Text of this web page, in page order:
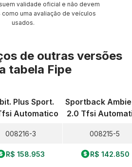
validade oficial e não devem
uma avaliação de veículos
usados.
de outras versões
tabela Fipe
Plus Sport.
Automatico
008216-3
R$ 158.953
Sportback
2.0 Tfsi
008215-5
R$ 142.850